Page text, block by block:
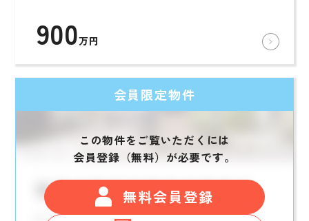
900万円
会員限定物件
この物件をご覧いただくには
会員登録（無料）が必要です。
無料会員登録